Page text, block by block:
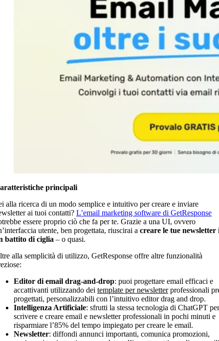
principali
alla ricerca di un modo semplice e intuitivo per creare e inviare
ai tuoi contatti? L’email marketing software di GetResponse
essere proprio ciò che fa per te. Grazie a una UI, ovvero
utente, ben progettata, riuscirai a creare le tue newsletter
battito di ciglia – o quasi.
alla semplicità di utilizzo, GetResponse offre altre funzionalità
Editor di email drag-and-drop: puoi progettare email efficaci e
accattivanti utilizzando dei template per newsletterprofessionali
progettati, personalizzabili con l’intuitivo editor drag and drop.
Intelligenza Artificiale: sfrutti la stessa tecnologia di ChatGPT per
scrivere e creare email e newsletter professionali in pochi minuti e
risparmiare l’85% del tempo impiegato per creare le email.
Newsletter: diffondi annunci importanti, comunica promozioni,